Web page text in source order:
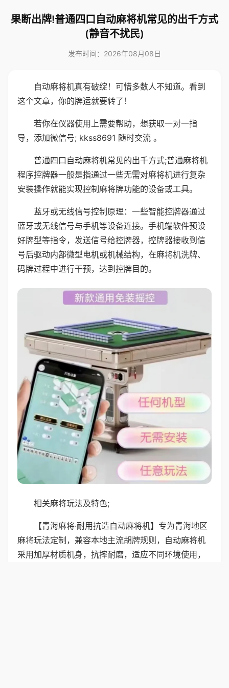
果断出牌!普通四口自动麻将机常见的出千方式
(静音不扰民)
发布时间：2026年08月08日
自动麻将机真有破绽！可惜多数人不知道。看到
这个文章，你的牌运就要转了！
若你在仪器使用上需要帮助，想获取一对一指
导，添加微信号; kkss8691 随时交流 。
普通四口自动麻将机常见的出千方式;普通麻将机
程序控牌器一般是指通过一些无需对麻将机进行复杂
安装操作就能实现控制麻将牌功能的设备或工具。
蓝牙或无线信号控制原理：一些智能控牌器通过
蓝牙或无线信号与手机等设备连接。手机端软件预设
好牌型等指令，发送信号给控牌器，控牌器接收到信
号后驱动内部微型电机或机械结构，在麻将机洗牌、
码牌过程中进行干预，达到控牌目的。
相关麻将玩法及特色;
【青海麻将·耐用抗造自动麻将机】专为青海地区
麻将玩法定制，兼容本地主流胡牌规则，自动麻将机
采用加厚材质机身，抗摔耐磨，适应不同环境使用，